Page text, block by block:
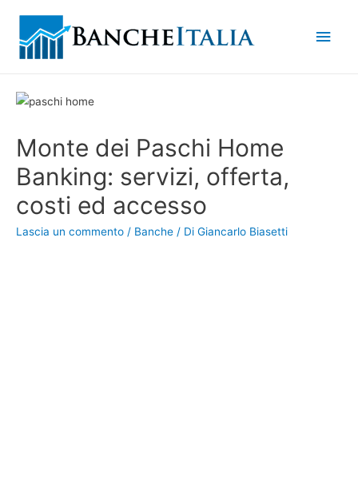
Monte dei Paschi Home
Banking: servizi, offerta,
costi ed accesso
Lascia un commento / Banche / Di Giancarlo Biasetti